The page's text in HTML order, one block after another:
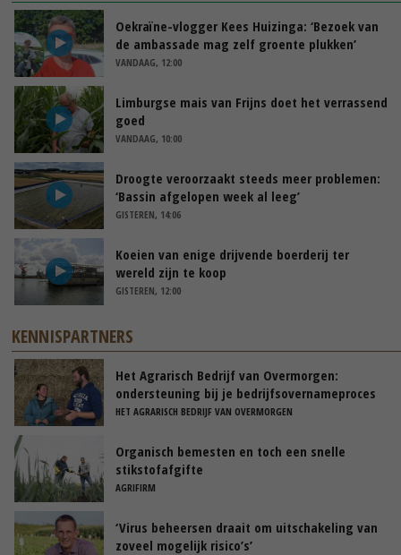
Oekraïne-vlogger Kees Huizinga: ‘Bezoek van
de ambassade mag zelf groente plukken’
VANDAAG, 12:00
Limburgse mais van Frijns doet het verrassend
goed
VANDAAG, 10:00
Droogte veroorzaakt steeds meer problemen:
‘Bassin afgelopen week al leeg’
GISTEREN, 14:06
Koeien van enige drijvende boerderij ter
wereld zijn te koop
GISTEREN, 12:00
KENNISPARTNERS
Het Agrarisch Bedrijf van Overmorgen:
ondersteuning bij je bedrijfsovernameproces
HET AGRARISCH BEDRIJF VAN OVERMORGEN
Organisch bemesten en toch een snelle
stikstofafgifte
AGRIFIRM
‘Virus beheersen draait om uitschakeling van
zoveel mogelijk risico’s’